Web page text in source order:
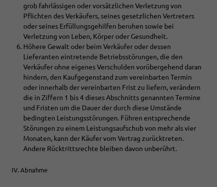
grob fahrlässigen oder vorsätzlichen Verletzung von
Pflichten des Verkäufers, seines gesetzlichen Vertreters
oder seines Erfüllungsgehilfen beruhen sowie bei
Verletzung von Leben, Körper oder Gesundheit.
Höhere Gewalt oder beim Verkäufer oder dessen
Lieferanten eintretende Betriebsstörungen, die den
Verkäufer ohne eigenes Verschulden vorübergehend daran
hindern, den Kaufgegenstand zum vereinbarten Termin
oder innerhalb der vereinbarten Frist zu liefern, verändern
die in Ziffern 1 bis 4 dieses Abschnitts genannten Termine
und Fristen um die Dauer der durch diese Umstände
bedingten Leistungsstörungen. Führen entsprechende
Störungen zu einem Leistungsaufschub von mehr als vier
Monaten, kann der Käufer vom Vertrag zurücktreten.
Andere Rücktrittsrechte bleiben davon unberührt.
IV. Abnahme